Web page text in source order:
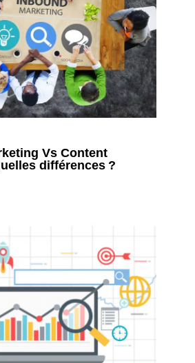
Vs Content
différences ?